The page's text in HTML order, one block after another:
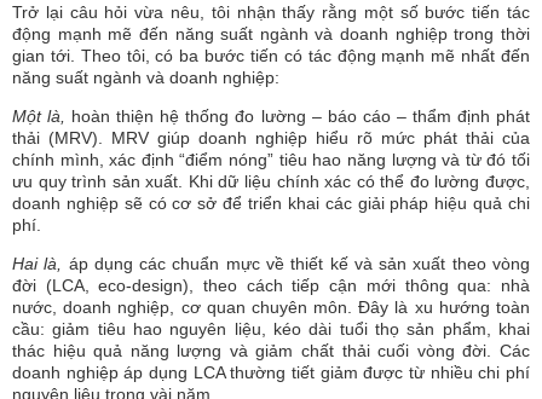
Trở lại câu hỏi vừa nêu, tôi nhận thấy rằng một số bước tiến tác
động mạnh mẽ đến năng suất ngành và doanh nghiệp trong thời
gian tới. Theo tôi, có ba bước tiến có tác động mạnh mẽ nhất đến
năng suất ngành và doanh nghiệp:
Một là,
hoàn thiện hệ thống đo lường – báo cáo – thẩm định phát
thải (MRV). MRV giúp doanh nghiệp hiểu rõ mức phát thải của
chính mình, xác định “điểm nóng” tiêu hao năng lượng và từ đó tối
ưu quy trình sản xuất. Khi dữ liệu chính xác có thể đo lường được,
doanh nghiệp sẽ có cơ sở để triển khai các giải pháp hiệu quả chi
phí.
Hai là,
áp dụng các chuẩn mực về thiết kế và sản xuất theo vòng
đời (LCA, eco-design), theo cách tiếp cận mới thông qua: nhà
nước, doanh nghiệp, cơ quan chuyên môn. Đây là xu hướng toàn
cầu: giảm tiêu hao nguyên liệu, kéo dài tuổi thọ sản phẩm, khai
thác hiệu quả năng lượng và giảm chất thải cuối vòng đời. Các
doanh nghiệp áp dụng LCA thường tiết giảm được từ nhiều chi phí
nguyên liệu trong vài năm.